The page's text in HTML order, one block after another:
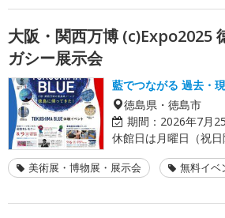
大阪・関西万博 (c)Expo2025
ガシー展示会
藍でつながる 過去・
徳島県・徳島市
期間： 2026年7月
休館日は月曜日（祝日
美術展・博物展・展示会 無料イベ